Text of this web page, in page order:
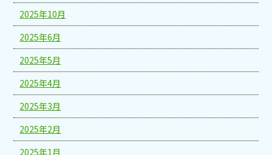
2025年10月
2025年6月
2025年5月
2025年4月
2025年3月
2025年2月
2025年1月